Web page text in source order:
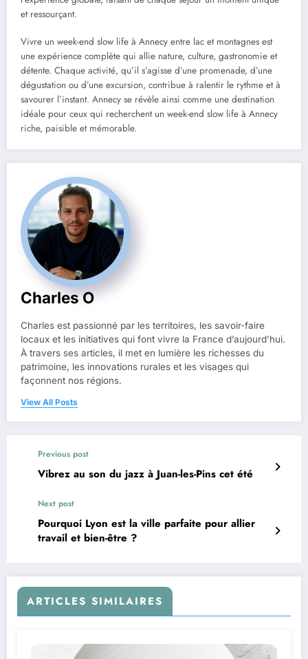
et ressourçant.
Vivre un week-end slow life à Annecy entre lac et montagnes est
une expérience complète qui allie nature, culture, gastronomie et
détente. Chaque activité, qu’il s’agisse d’une promenade, d’une
dégustation ou d’une excursion, contribue à ralentir le rythme et à
savourer l’instant. Annecy se révèle ainsi comme une destination
idéale pour ceux qui recherchent un week-end slow life à Annecy
riche, paisible et mémorable.
Charles O
Charles est passionné par les territoires, les savoir-faire
locaux et les initiatives qui font vivre la France d’aujourd’hui.
À travers ses articles, il met en lumière les richesses du
patrimoine, les innovations rurales et les visages qui
façonnent nos régions.
View All Posts
Previous post
Vibrez au son du jazz à Juan-les-Pins cet été
Next post
Pourquoi Lyon est la ville parfaite pour allier
travail et bien-être ?
ARTICLES SIMILAIRES